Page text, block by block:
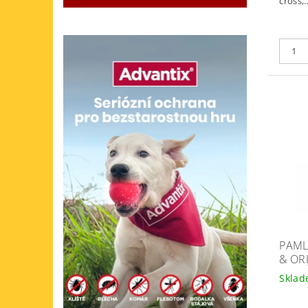
&